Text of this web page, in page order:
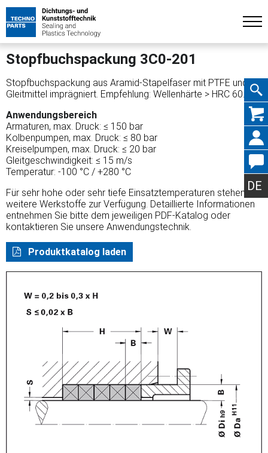
DE
Stopfbuchspackung 3C0-201
Stopfbuchspackung aus Aramid-Stapelfaser mit PTFE und
Gleitmittel imprägniert. Empfehlung: Wellenhärte > HRC 60.
Anwendungsbereich
Armaturen, max. Druck: ≤ 150 bar
Kolbenpumpen, max. Druck: ≤ 80 bar
Kreiselpumpen, max. Druck: ≤ 20 bar
Gleitgeschwindigkeit: ≤ 15 m/s
Temperatur: -100 °C / +280 °C
Für sehr hohe oder sehr tiefe Einsatztemperaturen stehen
weitere Werkstoffe zur Verfügung. Detaillierte Informationen
entnehmen Sie bitte dem jeweiligen PDF-Katalog oder
kontaktieren Sie unsere Anwendungstechnik.
Produktkatalog laden